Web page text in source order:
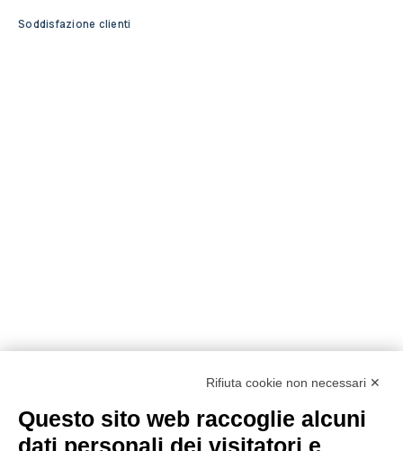
Soddisfazione clienti
Metodi di pagamento
Rifiuta cookie non necessari ✕
Questo sito web raccoglie alcuni
dati personali dei visitatori e